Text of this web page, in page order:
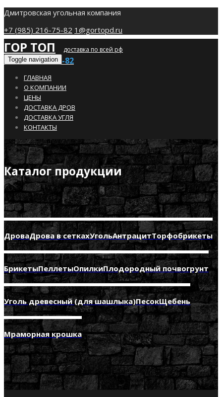
Дмитровская угольная компания
+7 (985) 216-75-82 1@gortopd.ru
ГОР ТОП доставка по всей рф
+7 (985) 216-75-82
Toggle navigation
ГЛАВНАЯ
О КОМПАНИИ
ЦЕНЫ
ДОСТАВКА ДРОВ
ДОСТАВКА УГЛЯ
КОНТАКТЫ
Каталог продукции
ДроваДрова в сеткахУгольАнтрацитТорфобрикеты
БрикетыПеллетыОпилкиПлодородный почвогрунт
Уголь древесный (для шашлыка)ПесокЩебень
Мраморная крошка